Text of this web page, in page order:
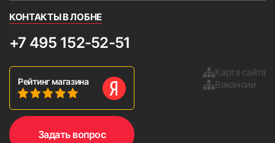
КОНТАКТЫ В ЛОБНЕ
+7 495 152-52-51
Рейтинг магазина
Карта сайта
Вакансии
Задать вопрос